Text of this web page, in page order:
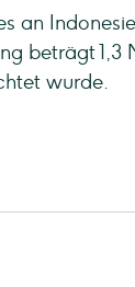
an
beträgt
wurde.